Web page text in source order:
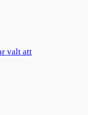
valt att